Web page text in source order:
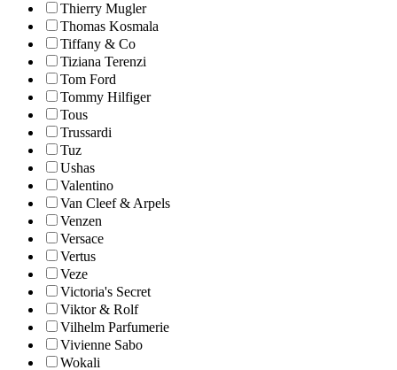
Thierry Mugler
Thomas Kosmala
Tiffany & Co
Tiziana Terenzi
Tom Ford
Tommy Hilfiger
Tous
Trussardi
Tuz
Ushas
Valentino
Van Cleef & Arpels
Venzen
Versace
Vertus
Veze
Victoria's Secret
Viktor & Rolf
Vilhelm Parfumerie
Vivienne Sabo
Wokali